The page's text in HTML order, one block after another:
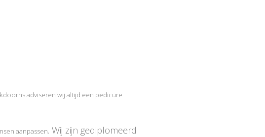
adviseren wij altijd een pedicure
aanpassen. Wij zijn gediplomeerd